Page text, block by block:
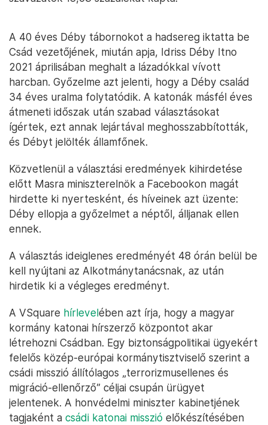
A 40 éves Déby tábornokot a hadsereg iktatta be
Csád vezetőjének, miután apja, Idriss Déby Itno
2021 áprilisában meghalt a lázadókkal vívott
harcban. Győzelme azt jelenti, hogy a Déby család
34 éves uralma folytatódik. A katonák másfél éves
átmeneti időszak után szabad választásokat
ígértek, ezt annak lejártával meghosszabbították,
és Débyt jelölték államfőnek.
Közvetlenül a választási eredmények kihirdetése
előtt Masra miniszterelnök a Facebookon magát
hirdette ki nyertesként, és híveinek azt üzente:
Déby ellopja a győzelmet a néptől, álljanak ellen
ennek.
A választás ideiglenes eredményét 48 órán belül be
kell nyújtani az Alkotmánytanácsnak, az után
hirdetik ki a végleges eredményt.
A VSquare hírlevelében azt írja, hogy a magyar
kormány katonai hírszerző központot akar
létrehozni Csádban. Egy biztonságpolitikai ügyekért
felelős közép-európai kormánytisztviselő szerint a
csádi misszió állítólagos „terrorizmusellenes és
migráció-ellenőrző” céljai csupán ürügyet
jelentenek. A honvédelmi miniszter kabinetjének
tagjaként a csádi katonai misszió előkészítésében